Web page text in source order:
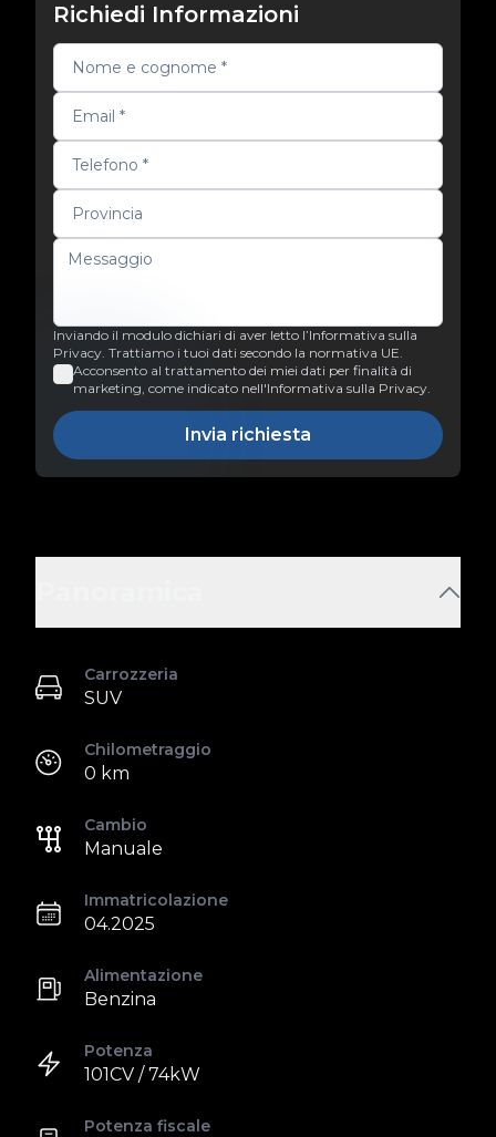
Richiedi Informazioni
Inviando il modulo dichiari di aver letto l’Informativa sulla
Privacy. Trattiamo i tuoi dati secondo la normativa UE.
Acconsento al trattamento dei miei dati per finalità di
marketing, come indicato nell'Informativa sulla Privacy.
Invia richiesta
Carrozzeria
SUV
Chilometraggio
0 km
Cambio
Manuale
Immatricolazione
04.2025
Alimentazione
Benzina
Potenza
101CV / 74kW
Potenza fiscale